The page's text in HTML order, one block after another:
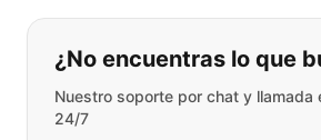
Si no puede
¿No encuentras lo que
Nuestro soporte por chat y llamada
24/7